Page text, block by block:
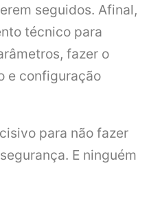
seguidos. Afinal,
técnico para
fazer o
e configuração
para não fazer
E ninguém